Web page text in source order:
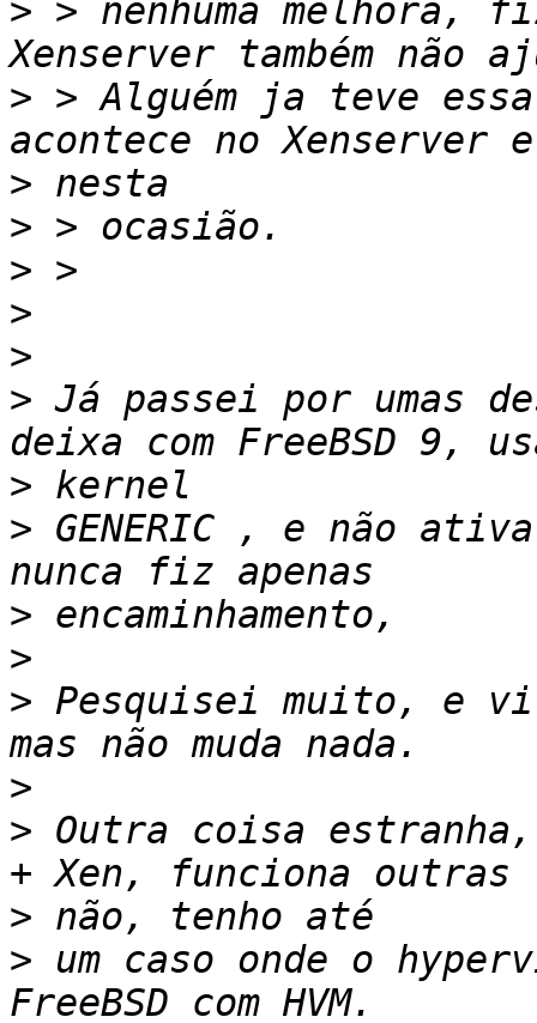
> > nenhuma melhora,
> > Alguém ja teve
>
>
>
>
>
> Já passei por umas
>
> GENERIC , e não
>
>
> Pesquisei muito, e
>
> Outra coisa estranha,
>
> um caso onde o